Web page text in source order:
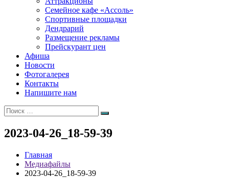
Семейное кафе «Ассоль»
Спортивные площадки
Дендрарий
Размещение рекламы
Прейскурант цен
Афиша
Новости
Фотогалерея
Контакты
Напишите нам
Искать:
Поиск
2023-04-26_18-59-39
Главная
Медиафайлы
2023-04-26_18-59-39